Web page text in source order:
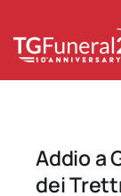
content
Addio a
dei